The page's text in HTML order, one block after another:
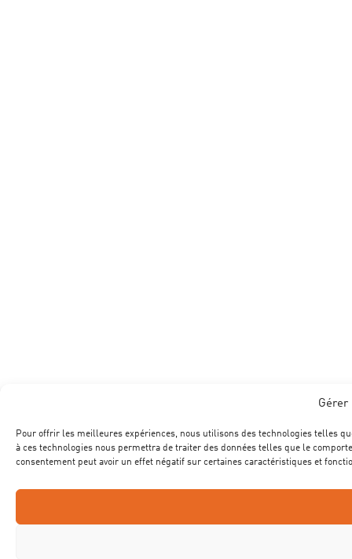
Gérer
Pour offrir les meilleures expériences, nous utilisons des technologies telles
à ces technologies nous permettra de traiter des données telles que le
consentement peut avoir un effet négatif sur certaines caractéristiques et